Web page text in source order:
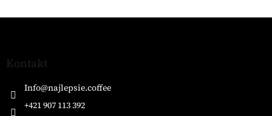
Z
Kontakt
Info@najlepsie.coffee
+421 907 113 392